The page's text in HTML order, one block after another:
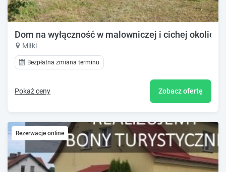
Dom na wyłączność w malowniczej i cichej okolicy.
Miłki
Bezpłatna zmiana terminu
Pokaż ceny Zobacz ofertę
Rezerwacje online